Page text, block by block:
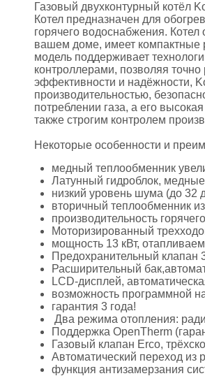
Газовый двухконтурный котёл
Котел предназначен для
горячего водоснабжения.
вашем доме, имеет компактные
модель поддерживает
контроллерами, позволяя
эффективности и надёжности,
производительностью,
потреблении газа, а его
также строгим контролем
Некоторые особенности и
медный теплообменник
Латунный гидроблок, медные
низкий уровень шума (до 32
вторичный теплообменник
производительность
Моторизированный
мощность 13 кВт,
Предохранительный клапан
Расширительный
LCD-дисплей,
возможность программной
гарантия 3 года!
Два режима отопления:
Поддержка OpenTherm
Газовый клапан Erco,
Автоматический переход
функция антизамерзания